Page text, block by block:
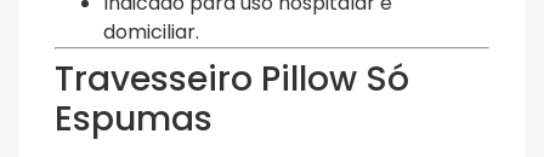
domiciliar.
Travesseiro Pillow Só
Espumas